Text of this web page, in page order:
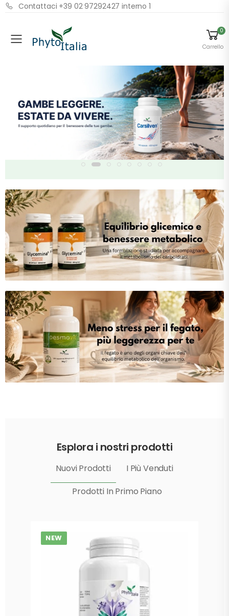
Contattaci +39 02 97292427 interno 1
Menu
0
Carrello
Esplora i nostri prodotti
Nuovi Prodotti
I Più Venduti
Prodotti In Primo Piano
NEW